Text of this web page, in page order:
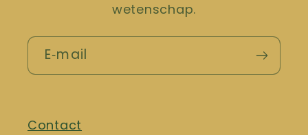
wetenschap.
E‑mail
Contact